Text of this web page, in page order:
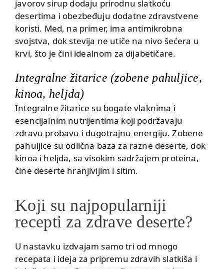
javorov sirup dodaju prirodnu slatkoću
desertima i obezbeđuju dodatne zdravstvene
koristi. Med, na primer, ima antimikrobna
svojstva, dok stevija ne utiče na nivo šećera u
krvi, što je čini idealnom za dijabetičare.
Integralne žitarice (zobene pahuljice,
kinoa, heljda)
Integralne žitarice su bogate vlaknima i
esencijalnim nutrijentima koji podržavaju
zdravu probavu i dugotrajnu energiju. Zobene
pahuljice su odlična baza za razne deserte, dok
kinoa i heljda, sa visokim sadržajem proteina,
čine deserte hranjivijim i sitim.
Koji su najpopularniji
recepti za zdrave deserte?
U nastavku izdvajam samo tri od mnogo
recepata i ideja za pripremu zdravih slatkiša i